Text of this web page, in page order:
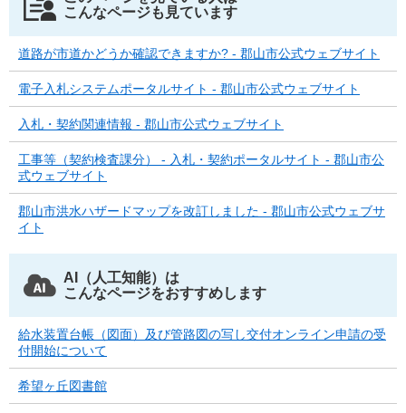
こんなページも見ています
道路が市道かどうか確認できますか? - 郡山市公式ウェブサイト
電子入札システムポータルサイト - 郡山市公式ウェブサイト
入札・契約関連情報 - 郡山市公式ウェブサイト
工事等（契約検査課分） - 入札・契約ポータルサイト - 郡山市公
式ウェブサイト
郡山市洪水ハザードマップを改訂しました - 郡山市公式ウェブサ
イト
AI（人工知能）は
こんなページをおすすめします
給水装置台帳（図面）及び管路図の写し交付オンライン申請の受
付開始について
希望ヶ丘図書館